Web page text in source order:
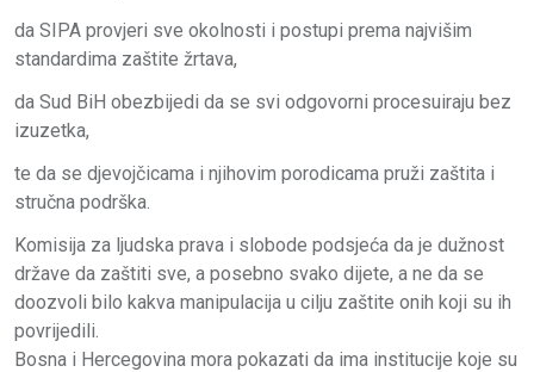
da SIPA provjeri sve okolnosti i postupi prema najvišim
standardima zaštite žrtava,
da Sud BiH obezbijedi da se svi odgovorni procesuiraju bez
izuzetka,
te da se djevojčicama i njihovim porodicama pruži zaštita i
stručna podrška.
Komisija za ljudska prava i slobode podsjeća da je dužnost
države da zaštiti sve, a posebno svako dijete, a ne da se
doozvoli bilo kakva manipulacija u cilju zaštite onih koji su ih
povrijedili.
Bosna i Hercegovina mora pokazati da ima institucije koje su